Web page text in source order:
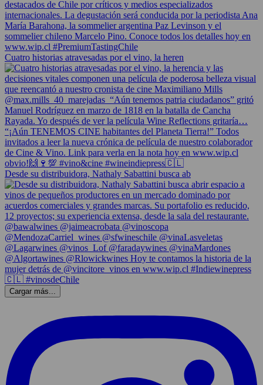
Cuatro historias atravesadas por el vino, la heren
Desde su distribuidora, Nathaly Sabattini busca ab
Cargar más...